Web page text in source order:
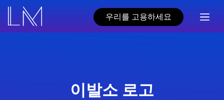
우리를 고용하세요
이발소 로고